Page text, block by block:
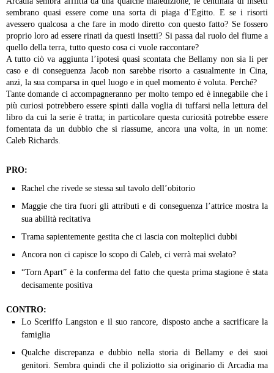
sembrano quasi essere come una sorta di piaga d’Egitto. E se i risorti
avessero qualcosa a che fare in modo diretto con questo fatto? Se fossero
proprio loro ad essere rinati da questi insetti? Si passa dal ruolo del fiume a
quello della terra, tutto questo cosa ci vuole raccontare?
A tutto ciò va aggiunta l’ipotesi quasi scontata che Bellamy non sia li per
caso e di conseguenza Jacob non sarebbe risorto a casualmente in Cina,
anzi, la sua comparsa in quel luogo e in quel momento è voluta. Perché?
Tante domande ci accompagneranno per molto tempo ed è innegabile che i
più curiosi potrebbero essere spinti dalla voglia di tuffarsi nella lettura del
libro da cui la serie è tratta; in particolare questa curiosità potrebbe essere
fomentata da un dubbio che si riassume, ancora una volta, in un nome:
Caleb Richards.
PRO:
Rachel che rivede se stessa sul tavolo dell’obitorio
Maggie che tira fuori gli attributi e di conseguenza l’attrice mostra la
sua abilità recitativa
Trama sapientemente gestita che ci lascia con molteplici dubbi
Ancora non ci capisce lo scopo di Caleb, ci verrà mai svelato?
“Torn Apart” è la conferma del fatto che questa prima stagione è stata
decisamente positiva
CONTRO:
Lo Sceriffo Langston e il suo rancore, disposto anche a sacrificare la
famiglia
Qualche discrepanza e dubbio nella storia di Bellamy e dei suoi
genitori. Sembra quindi che il poliziotto sia originario di Arcadia ma